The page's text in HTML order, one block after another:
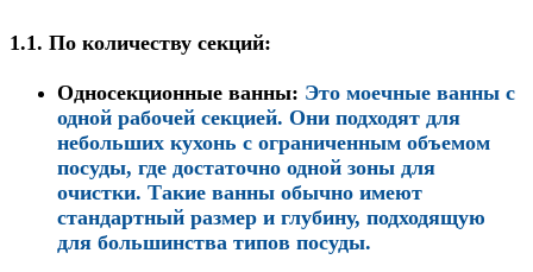
1.1. По количеству секций:
Односекционные ванны: Это моечные ванны с
одной рабочей секцией. Они подходят для
небольших кухонь с ограниченным объемом
посуды, где достаточно одной зоны для
очистки. Такие ванны обычно имеют
стандартный размер и глубину, подходящую
для большинства типов посуды.